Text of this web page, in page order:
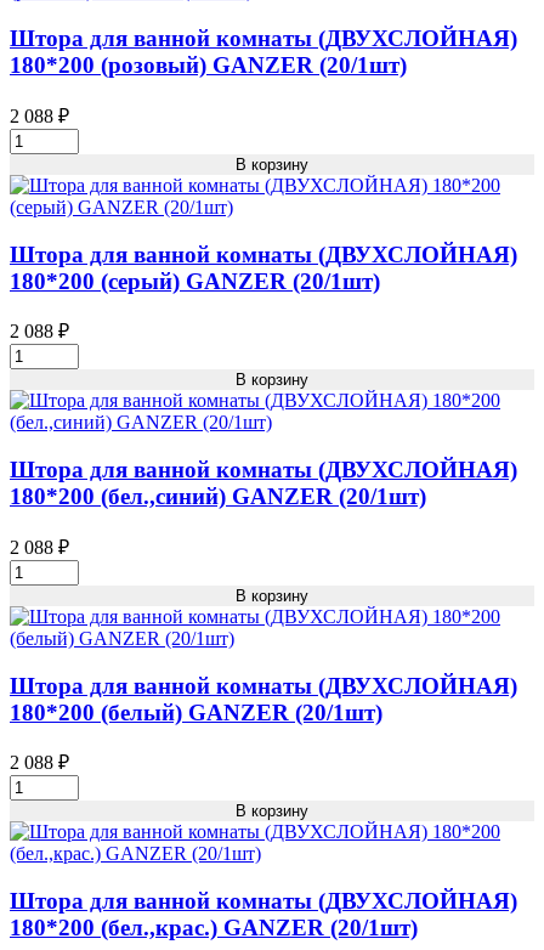
(25/1шт)
Кол-
во
Штора для ванной комнаты (ДВУХСЛОЙНАЯ)
180*200 (розовый) GANZER (20/1шт)
2 088 ₽
Штора
для
ванной
комнаты
180*200
(розовый)
GANZER
Кол-
во
В корзину
Штора для ванной комнаты (ДВУХСЛОЙНАЯ)
180*200 (серый) GANZER (20/1шт)
2 088 ₽
Штора
для
ванной
комнаты
180*200
(серый)
GANZER
Кол-
во
В корзину
Штора для ванной комнаты (ДВУХСЛОЙНАЯ)
180*200 (бел.,синий) GANZER (20/1шт)
2 088 ₽
Штора
для
ванной
комнаты
180*200
(бел.,синий)
GANZER
Кол-
во
В корзину
Штора для ванной комнаты (ДВУХСЛОЙНАЯ)
180*200 (белый) GANZER (20/1шт)
2 088 ₽
Штора
для
ванной
комнаты
180*200
(белый)
GANZER
В корзину
Штора для ванной комнаты (ДВУХСЛОЙНАЯ)
180*200 (бел.,крас.) GANZER (20/1шт)